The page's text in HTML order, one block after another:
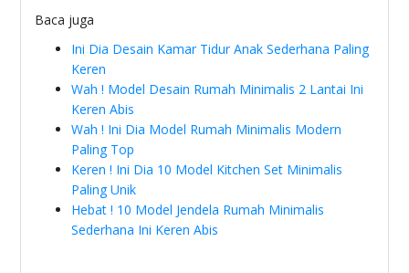
Baca juga
Ini Dia Desain Kamar Tidur Anak Sederhana Paling
Keren
Wah ! Model Desain Rumah Minimalis 2 Lantai Ini
Keren Abis
Wah ! Ini Dia Model Rumah Minimalis Modern
Paling Top
Keren ! Ini Dia 10 Model Kitchen Set Minimalis
Paling Unik
Hebat ! 10 Model Jendela Rumah Minimalis
Sederhana Ini Keren Abis